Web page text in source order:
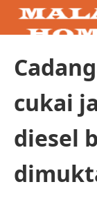
cukai
diesel